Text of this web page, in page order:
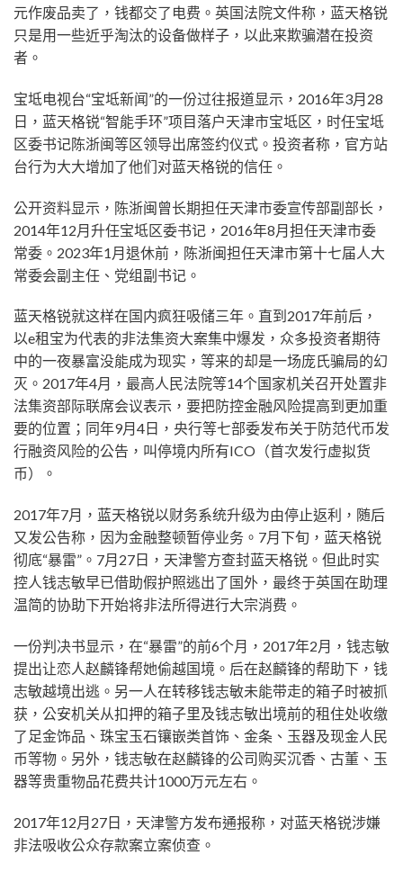
元作废品卖了，钱都交了电费。英国法院文件称，蓝天格锐
只是用一些近乎淘汰的设备做样子，以此来欺骗潜在投资
者。
宝坻电视台“宝坻新闻”的一份过往报道显示，2016年3月28
日，蓝天格锐“智能手环”项目落户天津市宝坻区，时任宝坻
区委书记陈浙闽等区领导出席签约仪式。投资者称，官方站
台行为大大增加了他们对蓝天格锐的信任。
公开资料显示，陈浙闽曾长期担任天津市委宣传部副部长，
2014年12月升任宝坻区委书记，2016年8月担任天津市委
常委。2023年1月退休前，陈浙闽担任天津市第十七届人大
常委会副主任、党组副书记。
蓝天格锐就这样在国内疯狂吸储三年。直到2017年前后，
以e租宝为代表的非法集资大案集中爆发，众多投资者期待
中的一夜暴富没能成为现实，等来的却是一场庞氏骗局的幻
灭。2017年4月，最高人民法院等14个国家机关召开处置非
法集资部际联席会议表示，要把防控金融风险提高到更加重
要的位置；同年9月4日，央行等七部委发布关于防范代币发
行融资风险的公告，叫停境内所有ICO（首次发行虚拟货
币）。
2017年7月，蓝天格锐以财务系统升级为由停止返利，随后
又发公告称，因为金融整顿暂停业务。7月下旬，蓝天格锐
彻底“暴雷”。7月27日，天津警方查封蓝天格锐。但此时实
控人钱志敏早已借助假护照逃出了国外，最终于英国在助理
温简的协助下开始将非法所得进行大宗消费。
一份判决书显示，在“暴雷”的前6个月，2017年2月，钱志敏
提出让恋人赵麟锋帮她偷越国境。后在赵麟锋的帮助下，钱
志敏越境出逃。另一人在转移钱志敏未能带走的箱子时被抓
获，公安机关从扣押的箱子里及钱志敏出境前的租住处收缴
了足金饰品、珠宝玉石镶嵌类首饰、金条、玉器及现金人民
币等物。另外，钱志敏在赵麟锋的公司购买沉香、古董、玉
器等贵重物品花费共计1000万元左右。
2017年12月27日，天津警方发布通报称，对蓝天格锐涉嫌
非法吸收公众存款案立案侦查。